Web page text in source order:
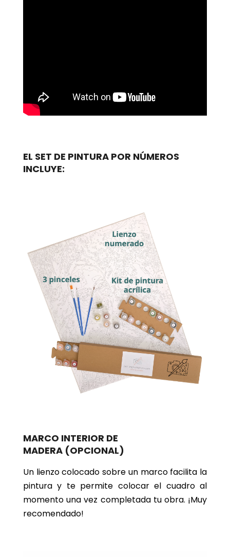
EL SET DE PINTURA POR NÚMEROS
INCLUYE:
MARCO INTERIOR DE
MADERA (OPCIONAL)
Un lienzo colocado sobre un marco facilita la
pintura y te permite colocar el cuadro al
momento una vez completada tu obra. ¡Muy
recomendado!